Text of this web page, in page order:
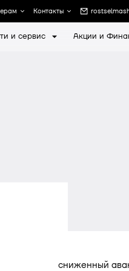
Контакты
и сервис Акции и
сниженный